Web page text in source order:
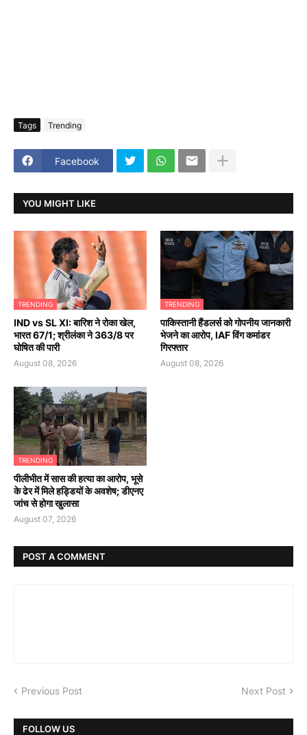
Tags Trending
Facebook
YOU MIGHT LIKE
TRENDING
IND vs SL XI: बारिश ने रोका खेल,
भारत 67/1; श्रीलंका ने 363/8 पर
घोषित की पारी
August 08, 2026
TRENDING
पाकिस्तानी हैंडलर्स को गोपनीय जानकारी
भेजने का आरोप, IAF विंग कमांडर
गिरफ्तार
August 08, 2026
TRENDING
पीलीभीत में सास की हत्या का आरोप, भूसे
के ढेर में मिले हड्डियों के अवशेष; डीएनए
जांच से होगा खुलासा
August 07, 2026
POST A COMMENT
Previous Post Next Post
FOLLOW US